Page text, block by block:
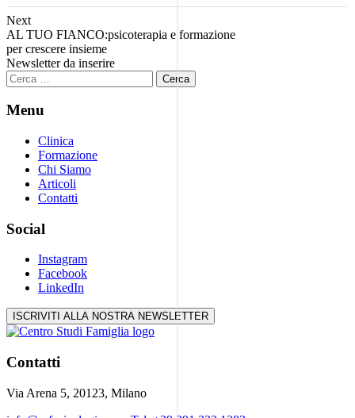
Next
AL TUO FIANCO:psicoterapia e formazione
per crescere insieme
Newsletter da inserire
Ricerca
per:
Menu
Clinica
Formazione
Chi Siamo
Articoli
Contatti
Social
Instagram
Facebook
LinkedIn
ISCRIVITI ALLA NOSTRA NEWSLETTER
Contatti
Via Arena 5, 20123, Milano